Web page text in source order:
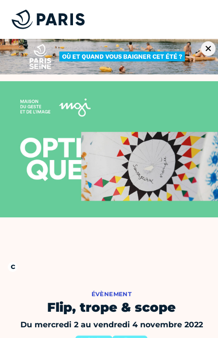
ÉVÈNEMENT
Flip, trope & scope
Du mercredi 2 au vendredi 4 novembre 2022